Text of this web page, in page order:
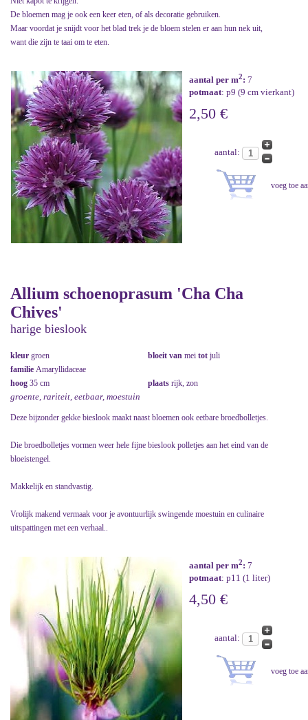
De bloemen mag je ook een keer eten, of als decoratie gebruiken.
Maar voordat je snijdt voor het blad trek je de bloem stelen er aan hun nek uit,
want die zijn te taai om te eten.
aantal per m2: 7
potmaat: p9 (9 cm vierkant)
2,50 €
aantal:
Allium schoenoprasum 'Cha Cha
Chives'
harige bieslook
kleur groen bloeit van mei tot juli
familie Amaryllidaceae
hoog 35 cm plaats rijk, zon
groente, rariteit, eetbaar, moestuin
Deze bijzonder gekke bieslook maakt naast bloemen ook eetbare broedbolletjes.
Die broedbolletjes vormen weer hele fijne bieslook polletjes aan het eind van de
bloeistengel.
Makkelijk en standvastig.
Vrolijk makend vermaak voor je avontuurlijk swingende moestuin en culinaire
uitspattingen met een verhaal..
aantal per m2: 7
potmaat: p11 (1 liter)
4,50 €
aantal: